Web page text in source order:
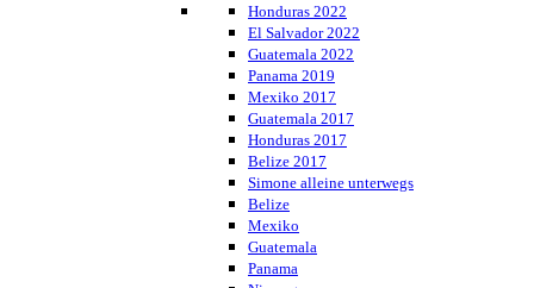
Honduras 2022
El Salvador 2022
Guatemala 2022
Panama 2019
Mexiko 2017
Guatemala 2017
Honduras 2017
Belize 2017
Simone alleine unterwegs
Belize
Mexiko
Guatemala
Panama